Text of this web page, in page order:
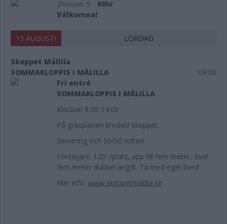
Division 5
60kr
Välkomna!
15 AUGUSTI LÖRDAG
Skeppet Målilla
SOMMARLOPPIS I MÅLILLA
09:00
Fri entré
SOMMARLOPPIS I MÅLILLA
Klockan 9.00-14.00
På gräsplanen bredvid Skeppet.
Servering och 50/50-lotteri.
Försäljare: 120:-/plats, upp till fem meter, över
fem meter dubbel avgift. Ta med eget bord.
Mer info:www.skeppetmalilla.se